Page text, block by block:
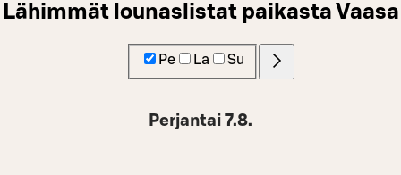
Lähimmät lounaslistat paikasta Vaasa
Pe La Su
Perjantai 7.8.